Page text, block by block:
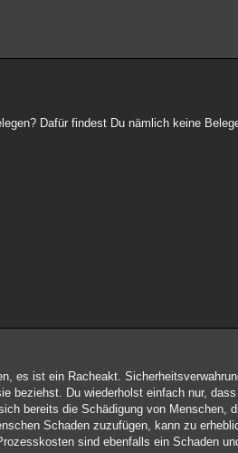
Dafür findest Du nämlich keine
es ist ein Racheakt.
beziehst. Du wiederholst einfach nur,
bereits die Schädigung von Menschen,
Schaden zuzufügen, kann zu
sind ebenfalls ein Schaden